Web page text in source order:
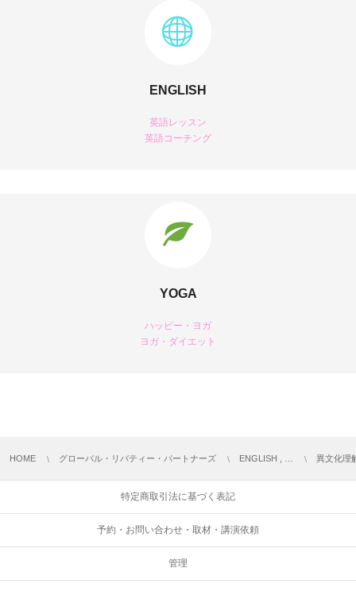
ENGLISH
英語レッスン
英語コーチング
YOGA
ハッピー・ヨガ
ヨガ・ダイエット
HOME グローバル・リバティー・パートナーズ ENGLISH , … 異文化理
特定商取引法に基づく表記
予約・お問い合わせ・取材・講演依頼
管理